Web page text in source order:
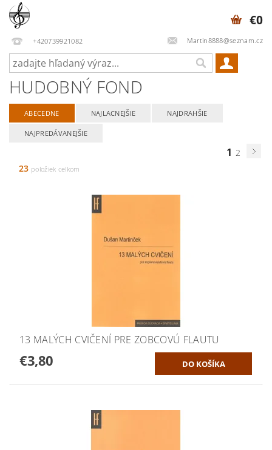
+420739921082 Martin8888@seznam.cz
€0
HUDOBNÝ FOND
ABECEDNE NAJLACNEJŠIE NAJDRAHŠIE
NAJPREDÁVANEJŠIE
1 2
23 položiek celkom
13 MALÝCH CVIČENÍ PRE ZOBCOVÚ FLAUTU
€3,80